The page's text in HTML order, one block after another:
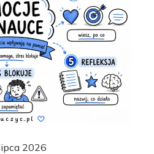
2026